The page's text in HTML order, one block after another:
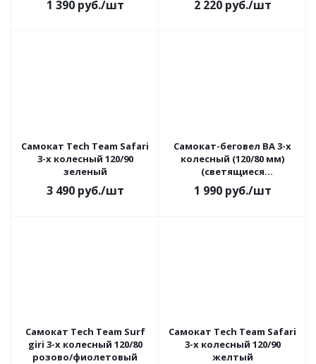
1 390руб./шт 2 220руб./шт
Самокат Tech Team Safari
3-х колесный 120/90
зеленый
3 490руб./шт
Cамокат-беговел BA 3-х
колесный (120/80 мм)
(светящиеся
колеса,салатовый)
1 990руб./шт
Самокат Tech Team Surf
giri 3-х колесный 120/80
розово/фиолетовый
Самокат Tech Team Safari
3-х колесный 120/90
желтый